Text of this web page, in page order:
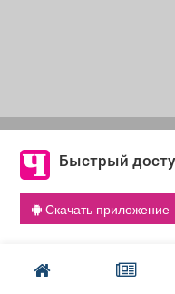
Быстрый
Скачать приложение
согласие на обработку
обеспечивают
информации для
Что